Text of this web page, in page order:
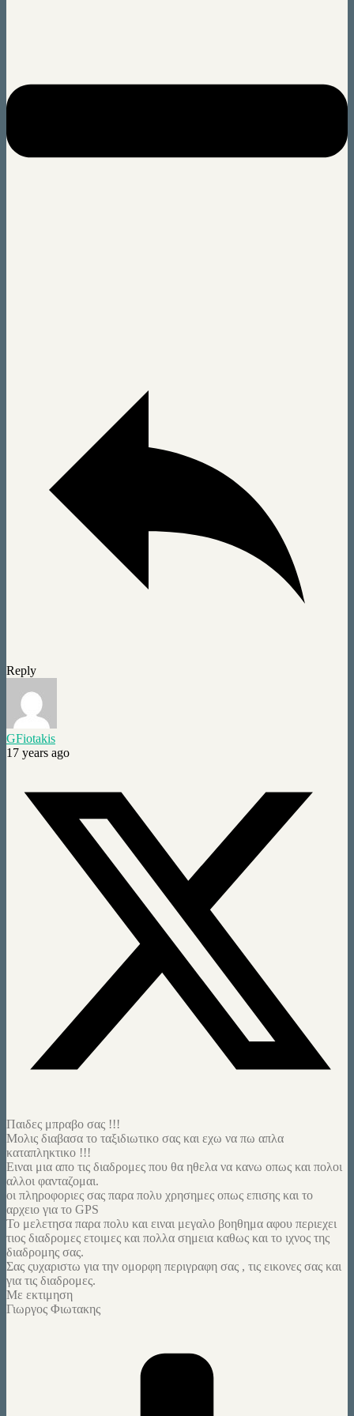
Reply
GFiotakis
17 years ago
Παιδες μπραβο σας !!!
Μολις διαβασα το ταξιδιωτικο σας και εχω να πω απλα
καταπληκτικο !!!
Ειναι μια απο τις διαδρομες που θα ηθελα να κανω οπως και πολοι
αλλοι φανταζομαι.
οι πληροφοριες σας παρα πολυ χρησημες οπως επισης και το
αρχειο για το GPS
Το μελετησα παρα πολυ και ειναι μεγαλο βοηθημα αφου περιεχει
τιος διαδρομες ετοιμες και πολλα σημεια καθως και το ιχνος της
διαδρομης σας.
Σας ςυχαριστω για την ομορφη περιγραφη σας , τις εικονες σας και
για τις διαδρομες.
Με εκτιμηση
Γιωργος Φιωτακης